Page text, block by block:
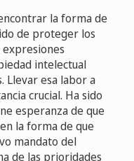
la forma de
de proteger los
intelectual
Llevar esa labor a
crucial. Ha sido
esperanza de que
la forma de que
mandato del
de las prioridades